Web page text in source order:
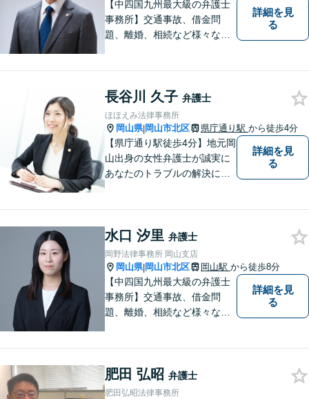
【中四国九州最大級の弁護士
事務所】交通事故、借金問
題、離婚、相続など様々な問
い！
詳細を見
る
長谷川 久子 弁護士
ほほえみ法律事務所
岡山県|岡山市北区 県庁通り駅 から徒歩4分
【県庁通り駅徒歩4分】地元岡
山出身の女性弁護士が誠実に
あなたのトラブルの解決に向
詳細を見
る
水口 汐里 弁護士
岡野法律事務所 岡山支店
岡山県|岡山市北区 岡山駅 から徒歩8分
【中四国九州最大級の弁護士
事務所】交通事故、借金問
題、離婚、相続など様々な問
い！
詳細を見
る
肥田 弘昭 弁護士
肥田弘昭法律事務所